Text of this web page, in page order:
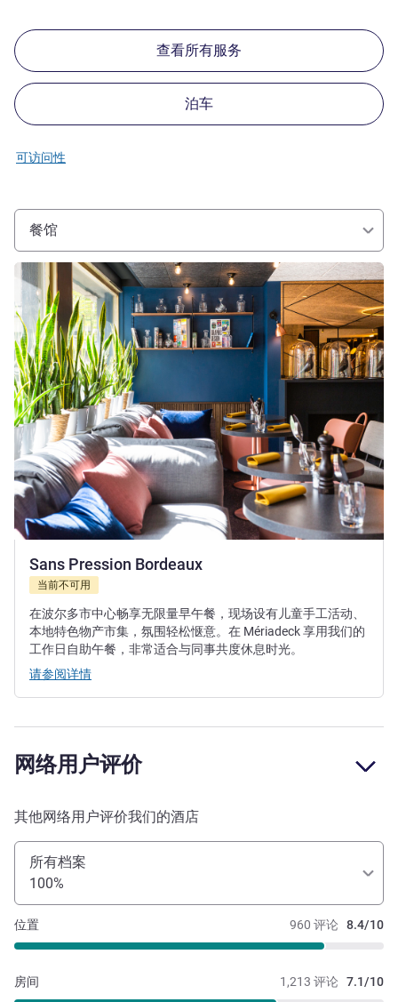
查看所有服务
泊车
可访问性
餐馆
Sans Pression Bordeaux
当前不可用
请参阅详情
在波尔多市中心畅享无限量早午餐，现场设有儿童手工活动、
本地特色物产市集，氛围轻松惬意。在 Mériadeck 享用我们的
工作日自助午餐，非常适合与同事共度休息时光。
请参阅详情
网络用户评价
其他网络用户评价我们的酒店
所有档案
100%
960 评论 8.4/10
位置
1,213 评论 7.1/10
房间